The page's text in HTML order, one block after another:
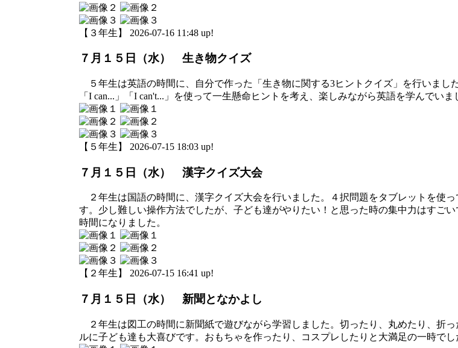
【３年生】 2026-07-16 11:48 up!
７月１５日（水） 生き物クイズ
５年生は英語の時間に、自分で作った「生き物に関する3ヒントクイズ」を行いました
「I can...」「I can't...」を使って一生懸命ヒントを考え、楽しみながら英語を学んでい
【５年生】 2026-07-15 18:03 up!
７月１５日（水） 漢字クイズ大会
２年生は国語の時間に、漢字クイズ大会を行いました。４択問題をタブレットを使
す。少し難しい操作方法でしたが、子ども達がやりたい！と思った時の集中力はすご
時間になりました。
【２年生】 2026-07-15 16:41 up!
７月１５日（水） 新聞となかよし
２年生は図工の時間に新聞紙で遊びながら学習しました。切ったり、丸めたり、折
ルに子ども達も大喜びです。おもちゃを作ったり、コスプレしたりと大満足の一時でし